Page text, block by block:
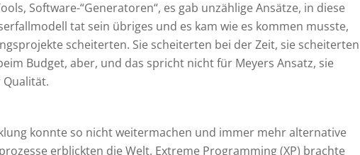
Software-“Generatoren“, es gab unzählige Ansätze, in diese
tat sein übriges und es kam wie es kommen musste,
scheiterten. Sie scheiterten bei der Zeit, sie scheiterten
Budget, aber, und das spricht nicht für Meyers Ansatz, sie
konnte so nicht weitermachen und immer mehr alternative
erblickten die Welt. Extreme Programming (XP) brachte